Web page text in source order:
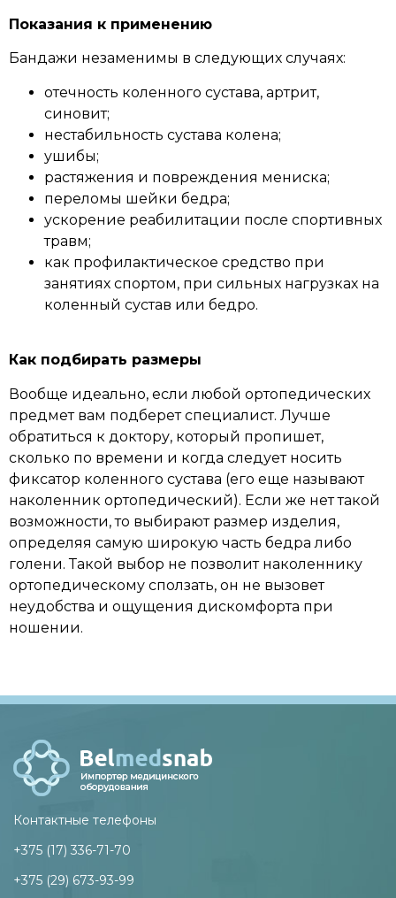
Показания к применению
Бандажи незаменимы в следующих случаях:
отечность коленного сустава, артрит,
синовит;
нестабильность сустава колена;
ушибы;
растяжения и повреждения мениска;
переломы шейки бедра;
ускорение реабилитации после спортивных
травм;
как профилактическое средство при
занятиях спортом, при сильных нагрузках на
коленный сустав или бедро.
Как подбирать размеры
Вообще идеально, если любой ортопедических
предмет вам подберет специалист. Лучше
обратиться к доктору, который пропишет,
сколько по времени и когда следует носить
фиксатор коленного сустава (его еще называют
наколенник ортопедический). Если же нет такой
возможности, то выбирают размер изделия,
определяя самую широкую часть бедра либо
голени. Такой выбор не позволит наколеннику
ортопедическому сползать, он не вызовет
неудобства и ощущения дискомфорта при
ношении.
Контактные телефоны
+375 (17) 336-71-70
+375 (29) 673-93-99